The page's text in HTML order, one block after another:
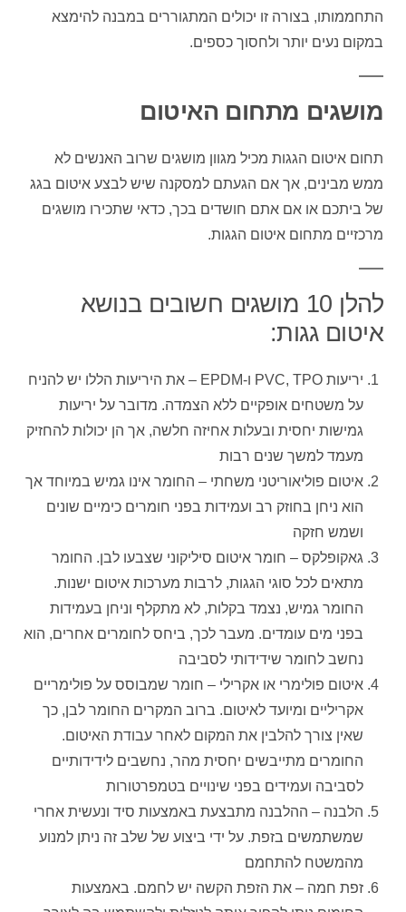
התחממותו, בצורה זו יכולים המתגוררים במבנה להימצא
במקום נעים יותר ולחסוך כספים.
מושגים מתחום האיטום
תחום איטום הגגות מכיל מגוון מושגים שרוב האנשים לא
ממש מבינים, אך אם הגעתם למסקנה שיש לבצע איטום בגג
של ביתכם או אם אתם חושדים בכך, כדאי שתכירו מושגים
מרכזיים מתחום איטום הגגות.
להלן 10 מושגים חשובים בנושא
איטום גגות:
יריעות PVC, TPO ו-EPDM – את היריעות הללו יש להניח
על משטחים אופקיים ללא הצמדה. מדובר על יריעות
גמישות יחסית ובעלות אחיזה חלשה, אך הן יכולות להחזיק
מעמד למשך שנים רבות
איטום פוליאוריטני משחתי – החומר אינו גמיש במיוחד אך
הוא ניחן בחוזק רב ועמידות בפני חומרים כימיים שונים
ושמש חזקה
גאקופלקס – חומר איטום סיליקוני שצבעו לבן. החומר
מתאים לכל סוגי הגגות, לרבות מערכות איטום ישנות.
החומר גמיש, נצמד בקלות, לא מתקלף וניחן בעמידות
בפני מים עומדים. מעבר לכך, ביחס לחומרים אחרים, הוא
נחשב לחומר שידידותי לסביבה
איטום פולימרי או אקרילי – חומר שמבוסס על פולימריים
אקריליים ומיועד לאיטום. ברוב המקרים החומר לבן, כך
שאין צורך להלבין את המקום לאחר עבודת האיטום.
החומרים מתייבשים יחסית מהר, נחשבים לידידותיים
לסביבה ועמידים בפני שינויים בטמפרטורות
הלבנה – ההלבנה מתבצעת באמצעות סיד ונעשית אחרי
שמשתמשים בזפת. על ידי ביצוע של שלב זה ניתן למנוע
מהמשטח להתחמם
זפת חמה – את הזפת הקשה יש לחמם. באמצעות